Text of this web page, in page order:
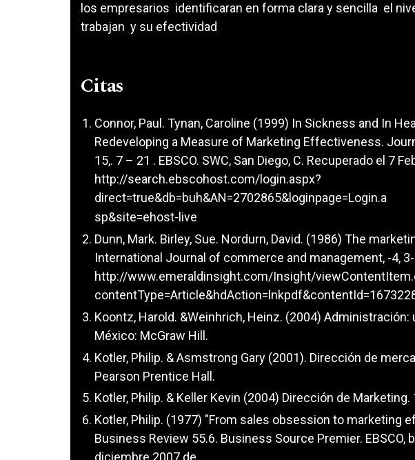
los empresarios identificaran en forma clara y sencilla el
trabajan y su efectividad
Citas
Connor, Paul. Tynan, Caroline (1999) In Sickness and In
Redeveloping a Measure of Marketing Effectiveness.
15,. 7 – 21 . EBSCO. SWC, San Diego, C. Recuperado el 7
http://search.ebscohost.com/login.aspx?
direct=true&db=buh&AN=2702865&loginpage=Login.a
sp&site=ehost-live
Dunn, Mark. Birley, Sue. Nordurn, David. (1986) The
International Journal of commerce and management, -4,
http://www.emeraldinsight.com/Insight/
Koontz, Harold. &Weinhrich, Heinz. (2004) Administración:
México: McGraw Hill.
Kotler, Philip. & Asmstrong Gary (2001). Dirección de
Pearson Prentice Hall.
Kotler, Philip. & Keller Kevin (2004) Dirección de
Kotler, Philip. (1977) "From sales obsession to marketing
Business Review 55.6. Business Source Premier. EBSCO,
diciembre 2007 de